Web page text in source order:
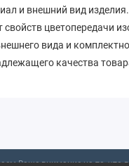
и внешний вид
цветопередачи
вида и
качества